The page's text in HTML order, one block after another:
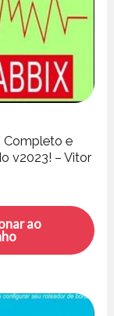
Completo e
v2023! – Vitor
ao